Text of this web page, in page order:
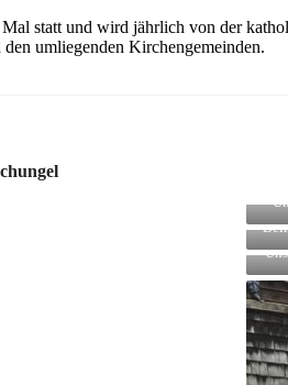
statt und wird jährlich von der
umliegenden Kirchengemeinden.